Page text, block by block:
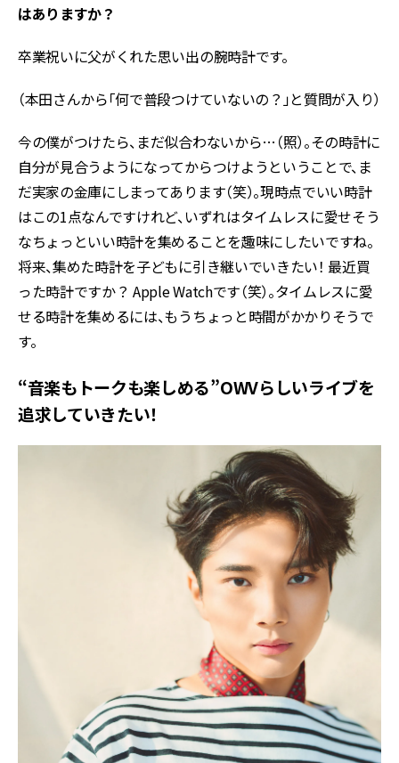
はありますか？
卒業祝いに父がくれた思い出の腕時計です。
（本田さんから「何で普段つけていないの？」と質問が入り）
今の僕がつけたら、まだ似合わないから…（照）。その時計に
自分が見合うようになってからつけようということで、ま
だ実家の金庫にしまってあります（笑）。現時点でいい時計
はこの1点なんですけれど、いずれはタイムレスに愛せそう
なちょっといい時計を集めることを趣味にしたいですね。
将来、集めた時計を子どもに引き継いでいきたい！ 最近買
った時計ですか？ Apple Watchです（笑）。タイムレスに愛
せる時計を集めるには、もうちょっと時間がかかりそうで
す。
“音楽もトークも楽しめる”OWVらしいライブを
追求していきたい！